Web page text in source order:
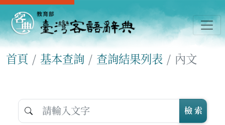
首頁 基本查詢 查詢結果列表 內文
檢 索